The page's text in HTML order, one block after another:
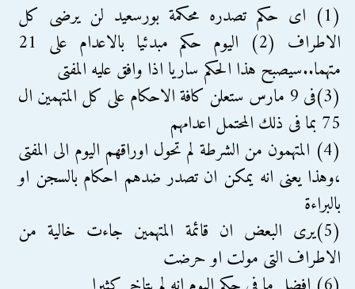
(1) اى حكم تصدره محكمة بورسعيد لن يرضى كل
الاطراف (2) اليوم حكم مبدئيا بالاعدام على 21
متهما..سيصبح هذا الحكم ساريا اذا وافق عليه المفتى
(3)فى 9 مارس ستعلن كافة الاحكام على كل المتهمين ال
75 بما فى ذلك المحتمل اعدامهم
(4) المتهمون من الشرطة لم تحول اوراقهم اليوم الى المفتى
،وهذا يعنى انه يمكن ان تصدر ضدهم احكام بالسجن او
بالبراءة
(5)يرى البعض ان قائمة المتهمين جاءت خالية من
الاطراف التى مولت او حرضت